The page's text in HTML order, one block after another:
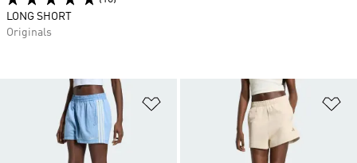
Añadir a la lista de deseos
LONG SHORT
Originals